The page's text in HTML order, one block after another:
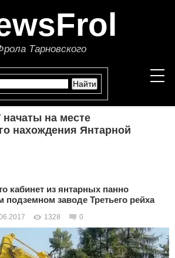
Тарновского
НОВОСТИ
ЭКОНОМИКА
В МИРЕ
на месте
нахождения Янтарной
кабинет из янтарных панно
заводе Третьего рейха
1328 0